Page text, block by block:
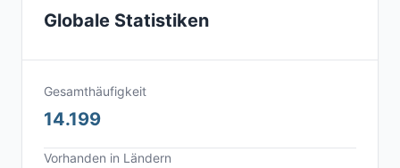
Globale Statistiken
Gesamthäufigkeit
14.199
Vorhanden in Ländern